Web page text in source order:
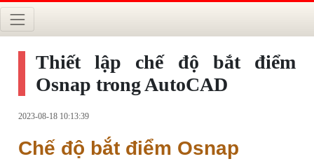
Thiết lập chế độ bắt điểm
Osnap trong AutoCAD
2023-08-18 10:13:39
Chế độ bắt điểm Osnap